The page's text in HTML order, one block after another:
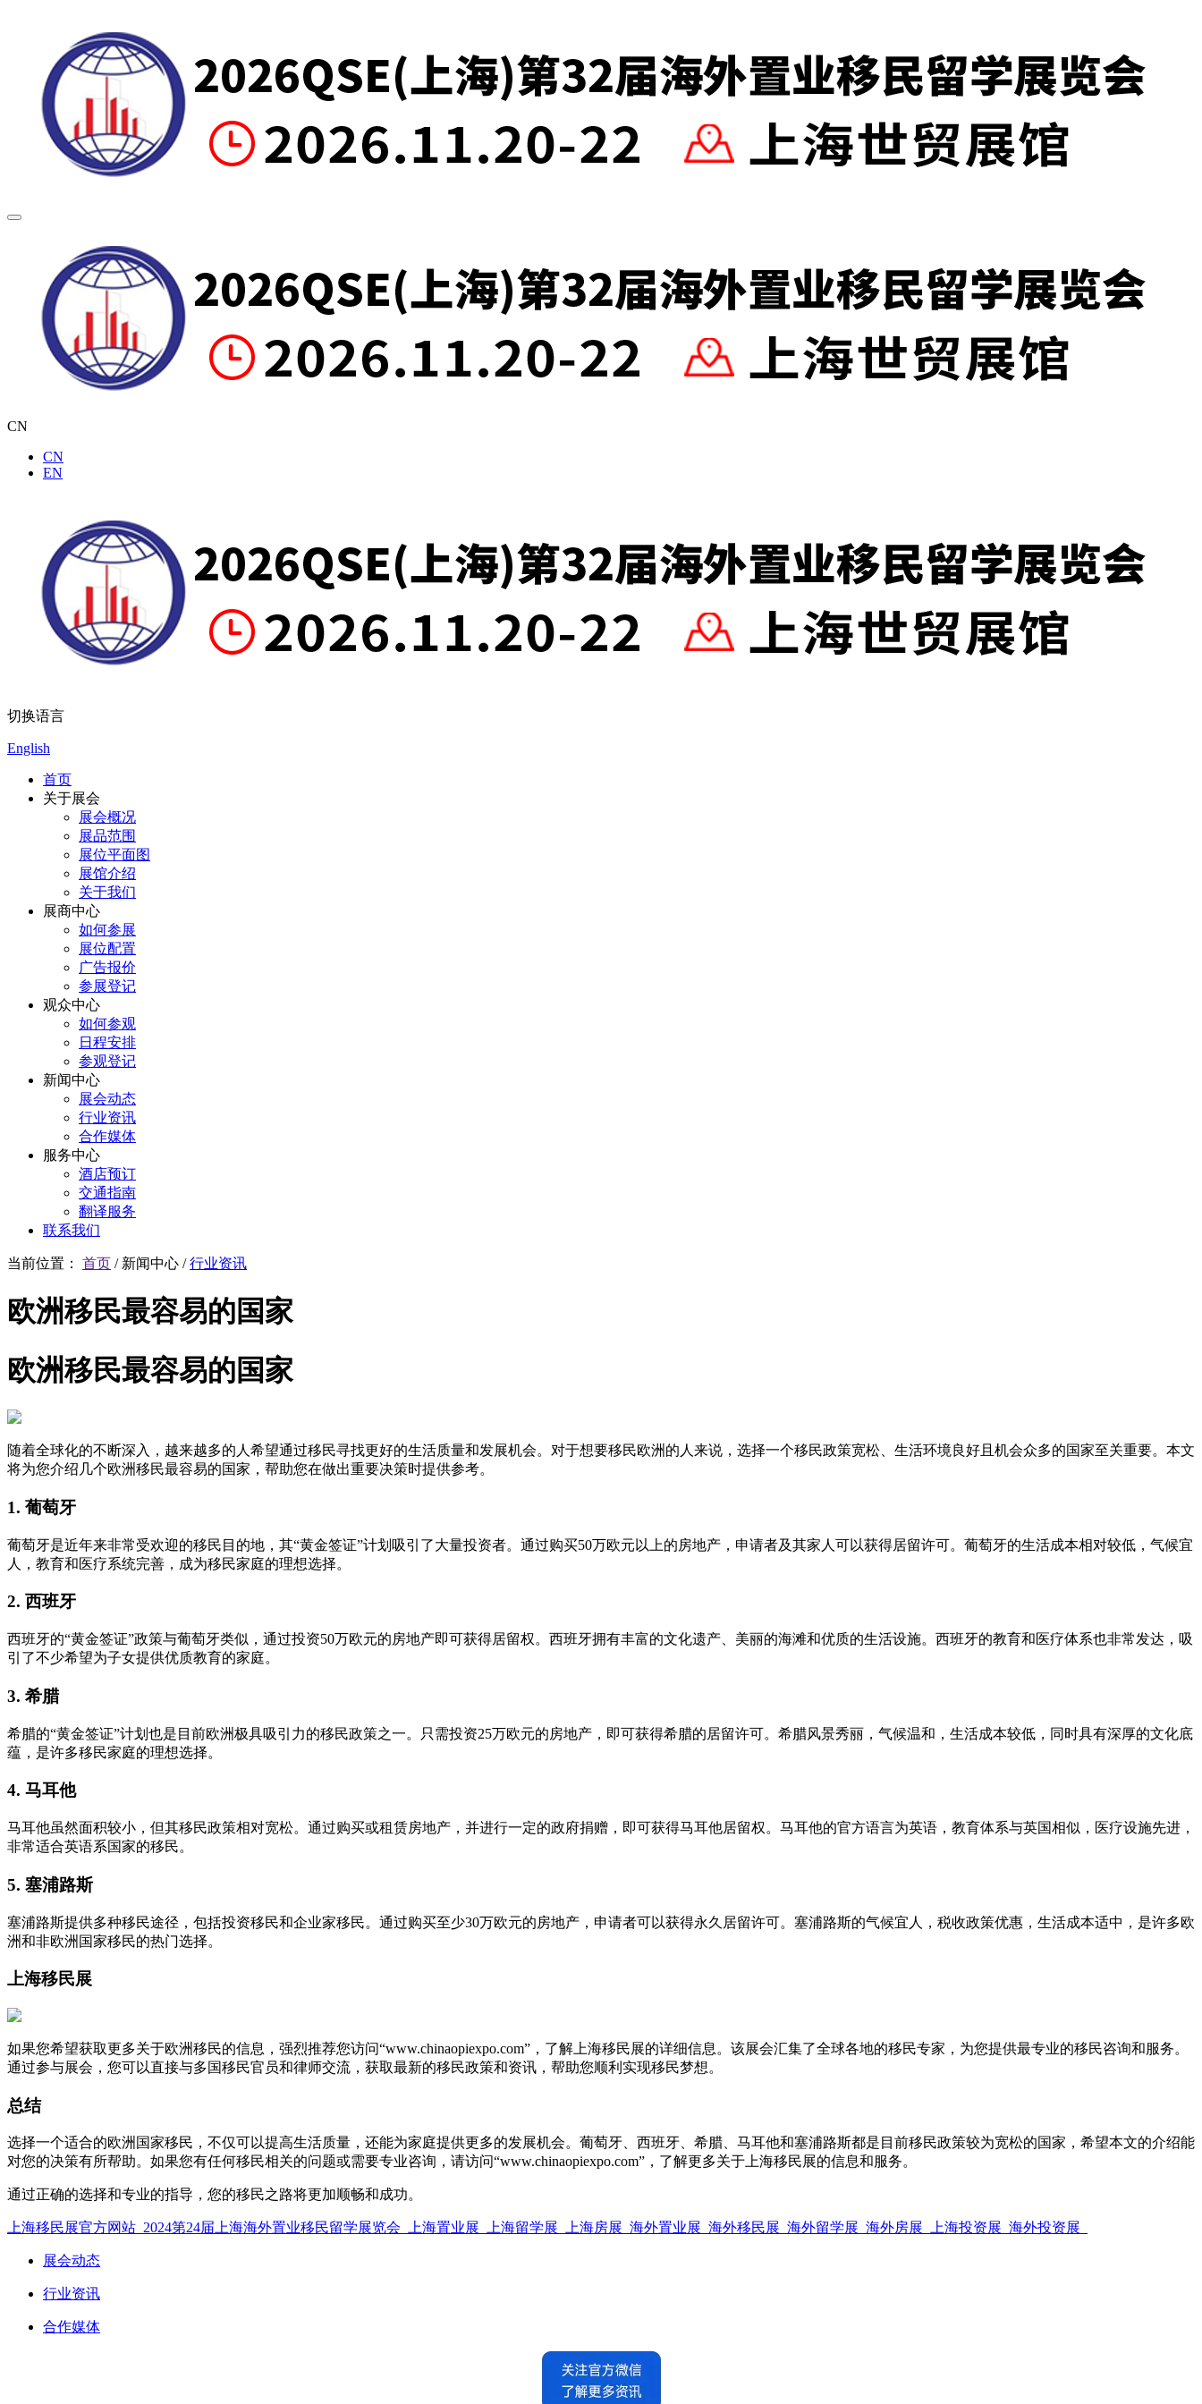
CN
CN
EN
切换语言
English
首页
关于展会
展会概况
展品范围
展位平面图
展馆介绍
关于我们
展商中心
如何参展
展位配置
广告报价
参展登记
观众中心
如何参观
日程安排
参观登记
新闻中心
展会动态
行业资讯
合作媒体
服务中心
酒店预订
交通指南
翻译服务
联系我们
当前位置： 首页 / 新闻中心 /行业资讯
欧洲移民最容易的国家
欧洲移民最容易的国家
随着全球化的不断深入，越来越多的人希望通过移民寻找更好的生活质量和发展机会。对于想要移民欧洲的人来说，选择一个移民政策宽松、生活环境良好且机会众多的国家至关重要。本文
将为您介绍几个欧洲移民最容易的国家，帮助您在做出重要决策时提供参考。
1. 葡萄牙
葡萄牙是近年来非常受欢迎的移民目的地，其“黄金签证”计划吸引了大量投资者。通过购买50万欧元以上的房地产，申请者及其家人可以获得居留许可。葡萄牙的生活成本相对较低，气候宜
人，教育和医疗系统完善，成为移民家庭的理想选择。
2. 西班牙
西班牙的“黄金签证”政策与葡萄牙类似，通过投资50万欧元的房地产即可获得居留权。西班牙拥有丰富的文化遗产、美丽的海滩和优质的生活设施。西班牙的教育和医疗体系也非常发达，吸
引了不少希望为子女提供优质教育的家庭。
3. 希腊
希腊的“黄金签证”计划也是目前欧洲极具吸引力的移民政策之一。只需投资25万欧元的房地产，即可获得希腊的居留许可。希腊风景秀丽，气候温和，生活成本较低，同时具有深厚的文化底
蕴，是许多移民家庭的理想选择。
4. 马耳他
马耳他虽然面积较小，但其移民政策相对宽松。通过购买或租赁房地产，并进行一定的政府捐赠，即可获得马耳他居留权。马耳他的官方语言为英语，教育体系与英国相似，医疗设施先进，
非常适合英语系国家的移民。
5. 塞浦路斯
塞浦路斯提供多种移民途径，包括投资移民和企业家移民。通过购买至少30万欧元的房地产，申请者可以获得永久居留许可。塞浦路斯的气候宜人，税收政策优惠，生活成本适中，是许多欧
洲和非欧洲国家移民的热门选择。
上海移民展
如果您希望获取更多关于欧洲移民的信息，强烈推荐您访问“www.chinaopiexpo.com”，了解上海移民展的详细信息。该展会汇集了全球各地的移民专家，为您提供最专业的移民咨询和服务。
通过参与展会，您可以直接与多国移民官员和律师交流，获取最新的移民政策和资讯，帮助您顺利实现移民梦想。
总结
选择一个适合的欧洲国家移民，不仅可以提高生活质量，还能为家庭提供更多的发展机会。葡萄牙、西班牙、希腊、马耳他和塞浦路斯都是目前移民政策较为宽松的国家，希望本文的介绍能
对您的决策有所帮助。如果您有任何移民相关的问题或需要专业咨询，请访问“www.chinaopiexpo.com”，了解更多关于上海移民展的信息和服务。
通过正确的选择和专业的指导，您的移民之路将更加顺畅和成功。
上海移民展官方网站_2024第24届上海海外置业移民留学展览会_上海置业展_上海留学展_上海房展_海外置业展_海外移民展_海外留学展_海外房展_上海投资展_海外投资展_
展会动态
行业资讯
合作媒体